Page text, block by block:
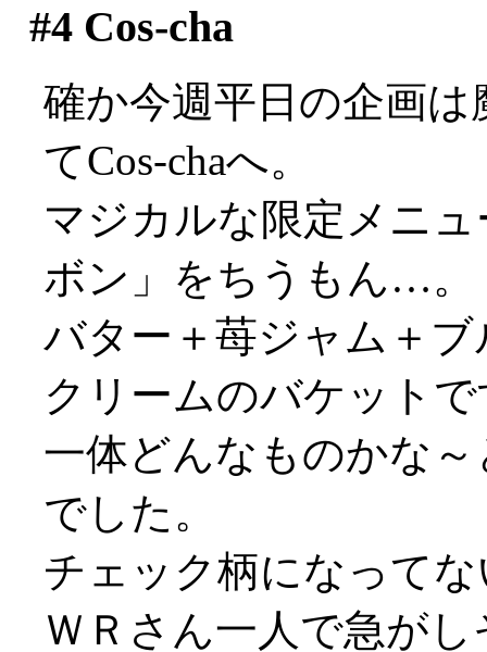
#4Cos-cha
確か今週平日の企画
てCos-chaへ。
マジカルな限定メニ
ボン」をちうもん…。
バター＋苺ジャム＋
クリームのバケット
一体どんなものかな
でした。
チェック柄になって
ＷＲさん一人で急が